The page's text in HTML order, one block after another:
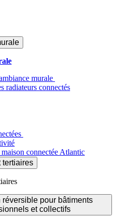
murale
radiateurs connectés
connectée Atlantic
tertiaires
pour bâtiments
et collectifs